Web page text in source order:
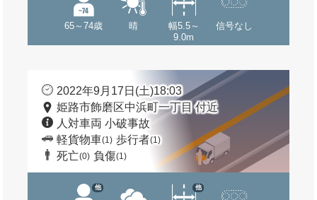
65～74歳 晴
幅5.5～
9.0m
信号なし
2022年9月17日(土)18:03
姫路市飾磨区中浜町一丁目 付近
人対車両 小破事故
軽貨物車(1) 歩行者(1)
死亡(0) 負傷(1)
他 他